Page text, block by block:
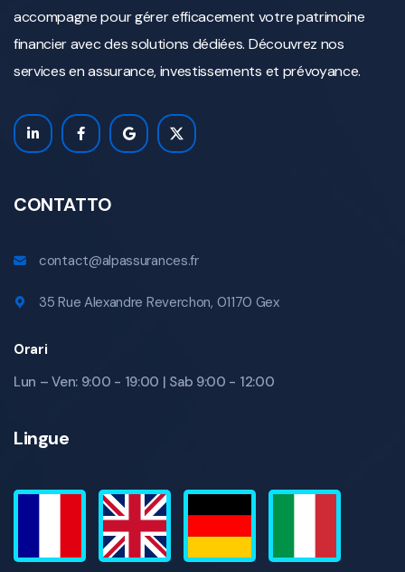
accompagne pour gérer efficacement votre patrimoine
financier avec des solutions dédiées. Découvrez nos
services en assurance, investissements et prévoyance.
CONTATTO
contact@alpassurances.fr
35 Rue Alexandre Reverchon, 01170 Gex
Orari
Lun – Ven: 9:00 - 19:00 | Sab 9:00 - 12:00
Lingue